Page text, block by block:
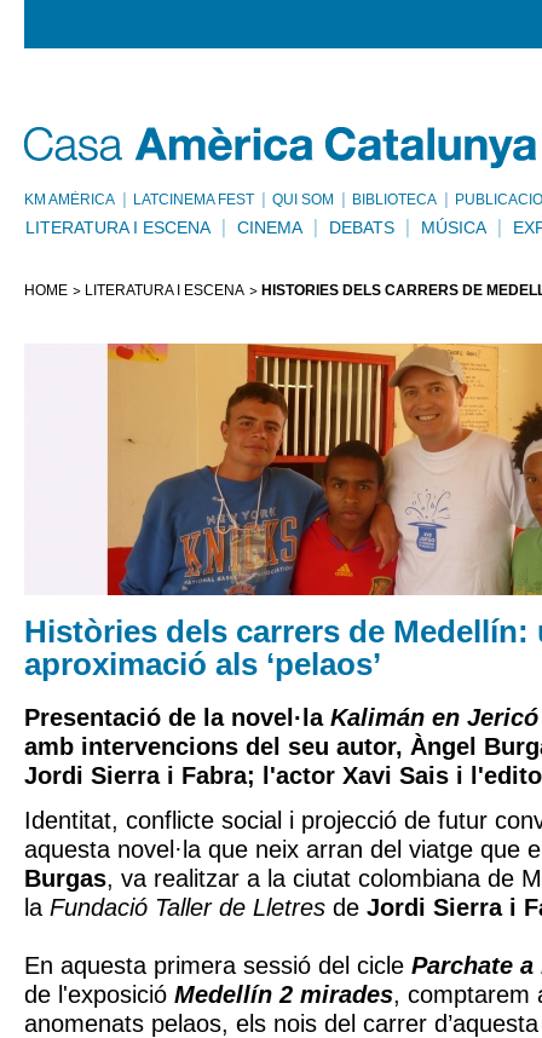
KM AMÈRICA LATCINEMA FEST QUI SOM BIBLIOTECA
LITERATURA I ESCENA CINEMA DEBATS MÚSICA
HOME LITERATURA I ESCENA HISTÒRIES DELS CARRERS DE
Històries dels carrers de Medellín:
aproximació als ‘pelaos’
Presentació de la novel·la Kalimán en Jericó
amb intervencions del seu autor, Àngel
Jordi Sierra i Fabra; l'actor Xavi Sais i
Identitat, conflicte social i projecció de futur
aquesta novel·la que neix arran del viatge que
Burgas, va realitzar a la ciutat colombiana de
la Fundació Taller de Lletres de Jordi Sierra i
En aquesta primera sessió del cicle Parchate a
de l'exposició Medellín 2 mirades, comptarem
anomenats pelaos, els nois del carrer